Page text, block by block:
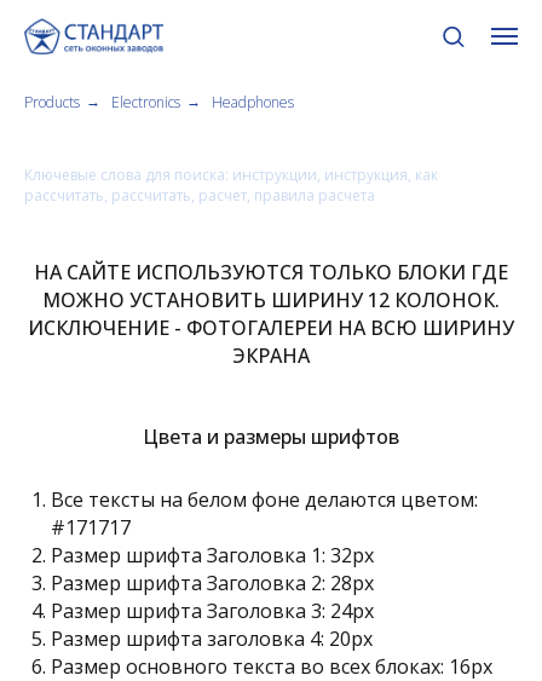
Products → Electronics → Headphones
Ключевые слова для поиска: инструкции, инструкция, как
рассчитать, рассчитать, расчет, правила расчета
НА САЙТЕ ИСПОЛЬЗУЮТСЯ ТОЛЬКО БЛОКИ ГДЕ
МОЖНО УСТАНОВИТЬ ШИРИНУ 12 КОЛОНОК.
ИСКЛЮЧЕНИЕ - ФОТОГАЛЕРЕИ НА ВСЮ ШИРИНУ
ЭКРАНА
Цвета и размеры шрифтов
Все тексты на белом фоне делаются цветом:
#171717
Размер шрифта Заголовка 1: 32px
Размер шрифта Заголовка 2: 28px
Размер шрифта Заголовка 3: 24px
Размер шрифта заголовка 4: 20px
Размер основного текста во всех блоках: 16px